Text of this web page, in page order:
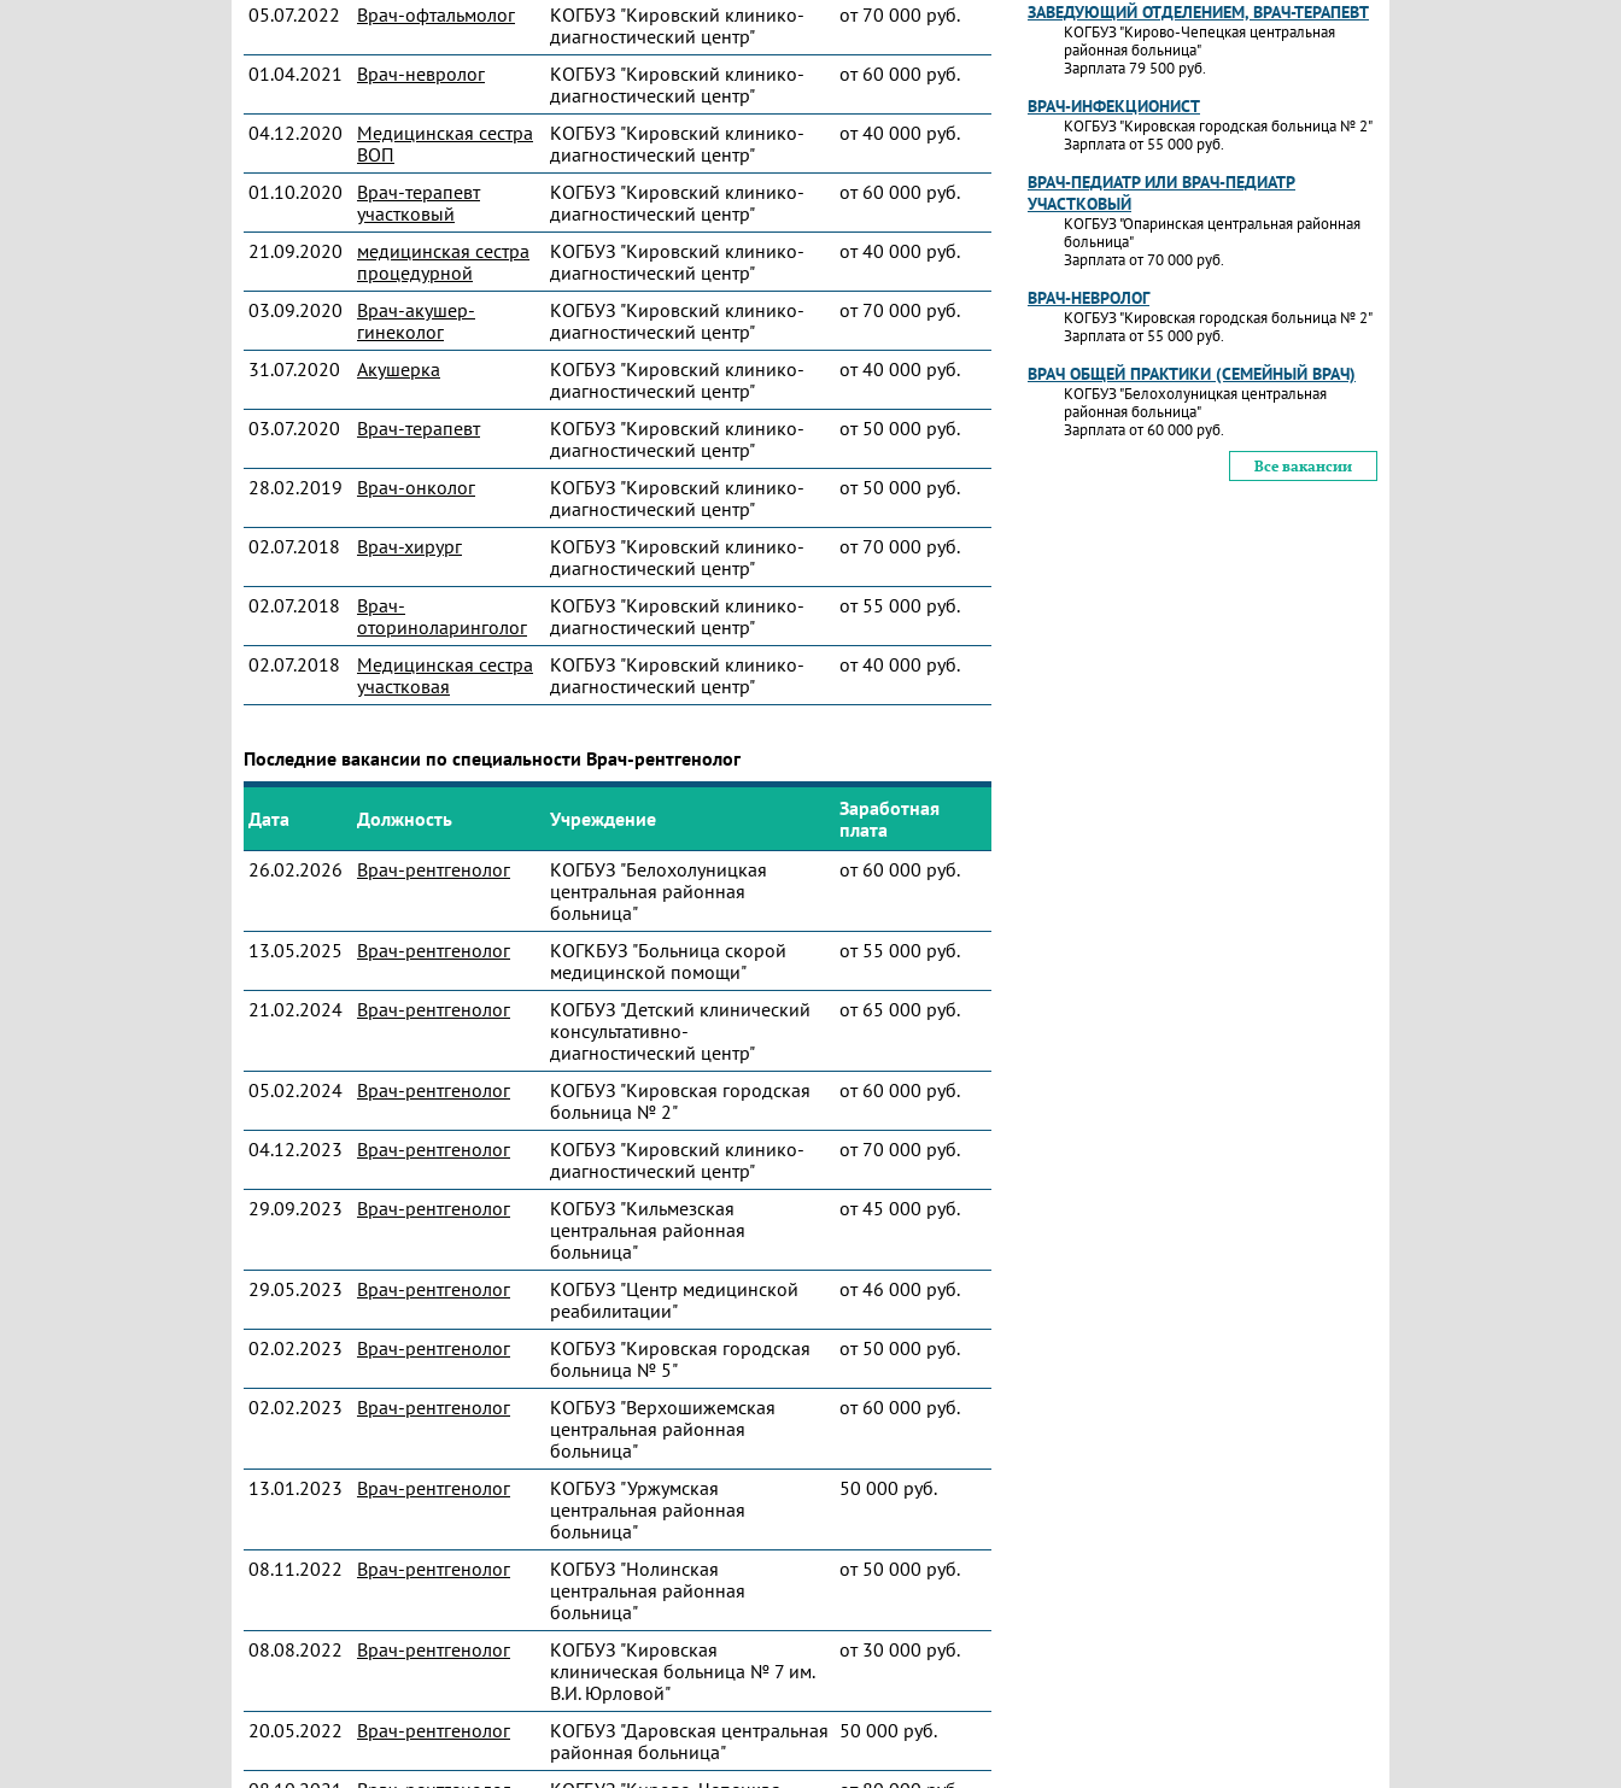
05.07.2022 Врач-офтальмолог
КОГБУЗ "Кировский клинико-
диагностический центр"
от 70 000 руб.
01.04.2021 Врач-невролог
КОГБУЗ "Кировский клинико-
диагностический центр"
от 60 000 руб.
04.12.2020
Медицинская сестра
ВОП
КОГБУЗ "Кировский клинико-
диагностический центр"
от 40 000 руб.
01.10.2020
Врач-терапевт
участковый
КОГБУЗ "Кировский клинико-
диагностический центр"
от 60 000 руб.
21.09.2020
медицинская сестра
процедурной
КОГБУЗ "Кировский клинико-
диагностический центр"
от 40 000 руб.
03.09.2020
Врач-акушер-
гинеколог
КОГБУЗ "Кировский клинико-
диагностический центр"
от 70 000 руб.
31.07.2020 Акушерка
КОГБУЗ "Кировский клинико-
диагностический центр"
от 40 000 руб.
03.07.2020 Врач-терапевт
КОГБУЗ "Кировский клинико-
диагностический центр"
от 50 000 руб.
28.02.2019 Врач-онколог
КОГБУЗ "Кировский клинико-
диагностический центр"
от 50 000 руб.
02.07.2018 Врач-хирург
КОГБУЗ "Кировский клинико-
диагностический центр"
от 70 000 руб.
02.07.2018
Врач-
оториноларинголог
КОГБУЗ "Кировский клинико-
диагностический центр"
от 55 000 руб.
02.07.2018
Медицинская сестра
участковая
КОГБУЗ "Кировский клинико-
диагностический центр"
от 40 000 руб.
Последние вакансии по специальности Врач-рентгенолог
Дата Должность Учреждение
Заработная
плата
26.02.2026
Врач-рентгенолог
КОГБУЗ "Белохолуницкая
центральная районная
больница"
от 60 000 руб.
13.05.2025 Врач-рентгенолог
КОГКБУЗ "Больница скорой
медицинской помощи"
от 55 000 руб.
21.02.2024 Врач-рентгенолог
КОГБУЗ "Детский клинический
консультативно-
диагностический центр"
от 65 000 руб.
05.02.2024 Врач-рентгенолог
КОГБУЗ "Кировская городская
больница № 2"
от 60 000 руб.
04.12.2023 Врач-рентгенолог
КОГБУЗ "Кировский клинико-
диагностический центр"
от 70 000 руб.
29.09.2023 Врач-рентгенолог
КОГБУЗ "Кильмезская
центральная районная
больница"
от 45 000 руб.
29.05.2023 Врач-рентгенолог
КОГБУЗ "Центр медицинской
реабилитации"
от 46 000 руб.
02.02.2023 Врач-рентгенолог
КОГБУЗ "Кировская городская
больница № 5"
от 50 000 руб.
02.02.2023 Врач-рентгенолог
КОГБУЗ "Верхошижемская
центральная районная
больница"
от 60 000 руб.
13.01.2023 Врач-рентгенолог
КОГБУЗ "Уржумская
центральная районная
больница"
50 000 руб.
08.11.2022 Врач-рентгенолог
КОГБУЗ "Нолинская
центральная районная
больница"
от 50 000 руб.
08.08.2022 Врач-рентгенолог
КОГБУЗ "Кировская
клиническая больница № 7 им.
В.И. Юрловой"
от 30 000 руб.
20.05.2022 Врач-рентгенолог
КОГБУЗ "Даровская центральная
районная больница"
50 000 руб.
ЗАВЕДУЮЩИЙ ОТДЕЛЕНИЕМ, ВРАЧ-ТЕРАПЕВТ
КОГБУЗ "Кирово-Чепецкая центральная
районная больница"
Зарплата 79 500 руб.
ВРАЧ-ИНФЕКЦИОНИСТ
КОГБУЗ "Кировская городская больница № 2"
Зарплата от 55 000 руб.
ВРАЧ-ПЕДИАТР ИЛИ ВРАЧ-ПЕДИАТР
УЧАСТКОВЫЙ
КОГБУЗ "Опаринская центральная районная
больница"
Зарплата от 70 000 руб.
ВРАЧ-НЕВРОЛОГ
КОГБУЗ "Кировская городская больница № 2"
Зарплата от 55 000 руб.
ВРАЧ ОБЩЕЙ ПРАКТИКИ (СЕМЕЙНЫЙ ВРАЧ)
КОГБУЗ "Белохолуницкая центральная
районная больница"
Зарплата от 60 000 руб.
Все вакансии